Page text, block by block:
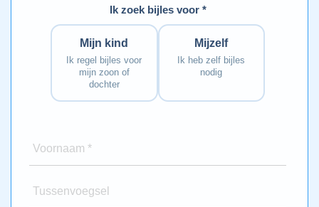
Ik zoek bijles voor *
Mijn kind
Ik regel bijles voor
mijn zoon of
dochter
Mijzelf
Ik heb zelf bijles
nodig
Voornaam *
Tussenvoegsel